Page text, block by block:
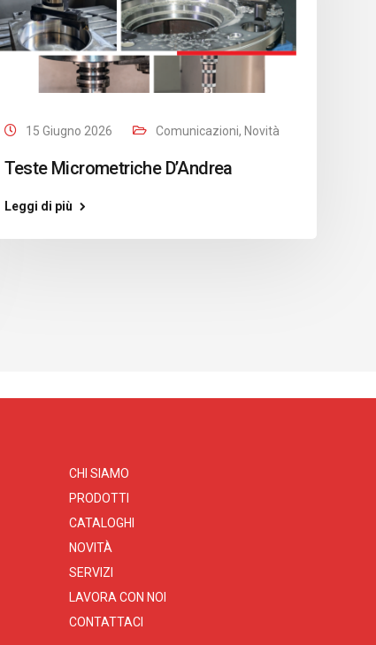
15 Giugno 2026 Comunicazioni, Novità
Teste Micrometriche D’Andrea
Leggi di più
CHI SIAMO
PRODOTTI
CATALOGHI
NOVITÀ
SERVIZI
LAVORA CON NOI
CONTATTACI